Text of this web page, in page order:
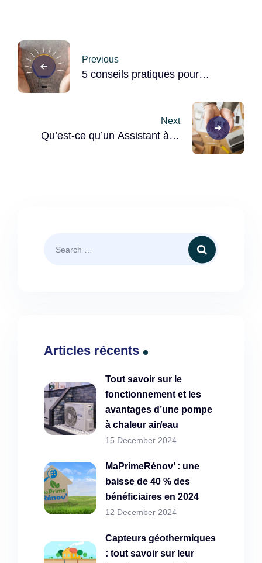
Post
navigation
Previous
5 conseils pratiques pour
Next
Qu’est-ce qu’un Assistant à la
Articles récents
Tout savoir sur le
fonctionnement et les
avantages d’une pompe
à chaleur air/eau
15 December 2024
MaPrimeRénov’ : une
baisse de 40 % des
bénéficiaires en 2024
12 December 2024
Capteurs géothermiques
: tout savoir sur leur